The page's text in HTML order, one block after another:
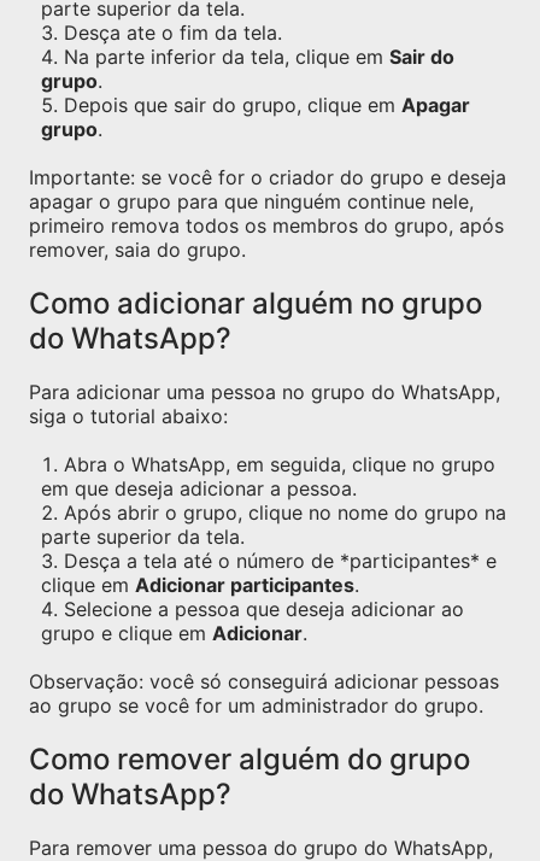
parte superior da tela.
Desça ate o fim da tela.
Na parte inferior da tela, clique em Sair do
grupo.
Depois que sair do grupo, clique em Apagar
grupo.
Importante: se você for o criador do grupo e deseja
apagar o grupo para que ninguém continue nele,
primeiro remova todos os membros do grupo, após
remover, saia do grupo.
Como adicionar alguém no grupo
do WhatsApp?
Para adicionar uma pessoa no grupo do WhatsApp,
siga o tutorial abaixo:
Abra o WhatsApp, em seguida, clique no grupo
em que deseja adicionar a pessoa.
Após abrir o grupo, clique no nome do grupo na
parte superior da tela.
Desça a tela até o número de *participantes* e
clique em Adicionar participantes.
Selecione a pessoa que deseja adicionar ao
grupo e clique em Adicionar.
Observação: você só conseguirá adicionar pessoas
ao grupo se você for um administrador do grupo.
Como remover alguém do grupo
do WhatsApp?
Para remover uma pessoa do grupo do WhatsApp,